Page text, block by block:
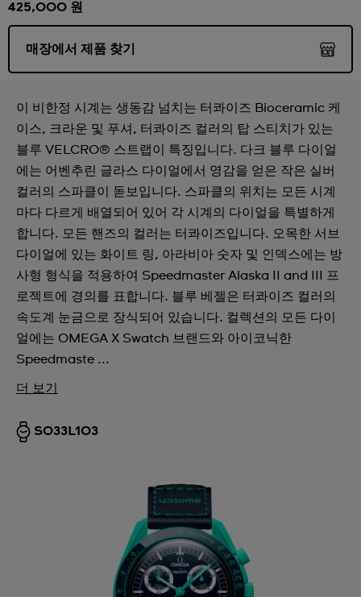
425,000 원
매장에서 제품 찾기
이 비한정 시계는 생동감 넘치는 터콰이즈 Bioceramic 케
이스, 크라운 및 푸셔, 터콰이즈 컬러의 탑 스티치가 있는
블루 VELCRO® 스트랩이 특징입니다. 다크 블루 다이얼
에는 어벤추린 글라스 다이얼에서 영감을 얻은 작은 실버
컬러의 스파클이 돋보입니다. 스파클의 위치는 모든 시계
마다 다르게 배열되어 있어 각 시계의 다이얼을 특별하게
합니다. 모든 핸즈의 컬러는 터콰이즈입니다. 오목한 서브
다이얼에 있는 화이트 링, 아라비아 숫자 및 인덱스에는 방
사형 형식을 적용하여 Speedmaster Alaska II and III 프
로젝트에 경의를 표합니다. 블루 베젤은 터콰이즈 컬러의
속도계 눈금으로 장식되어 있습니다. 컬렉션의 모든 다이
얼에는 OMEGA X Swatch 브랜드와 아이코닉한
Speedmaste ...
더 보기
SO33L103